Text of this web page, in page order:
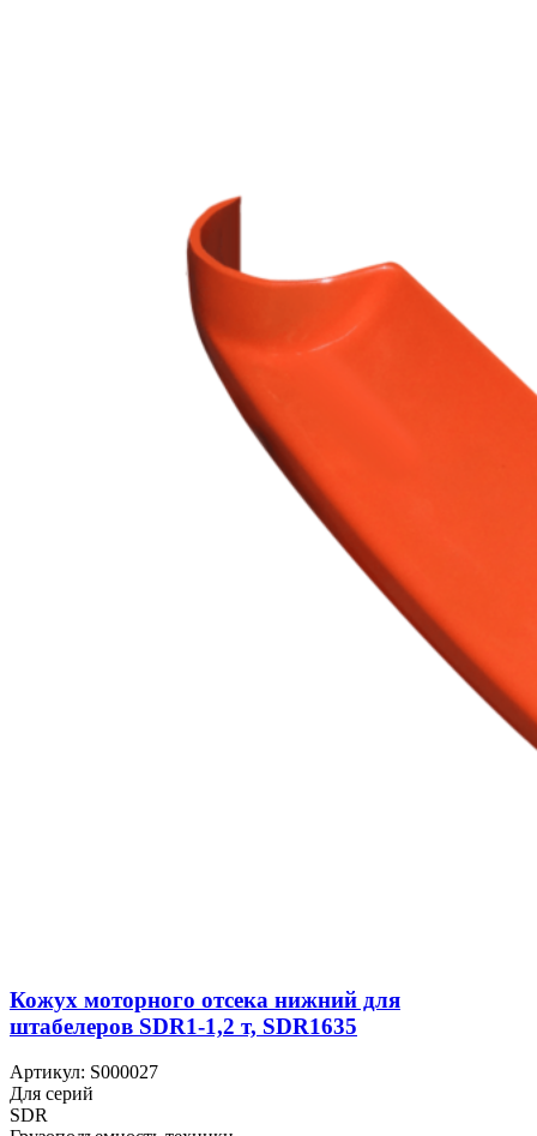
Кожух моторного отсека нижний для
штабелеров SDR1-1,2 т, SDR1635
Артикул: S000027
Для серий
SDR